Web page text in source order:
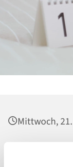
Mittwoch,
St. Georg,